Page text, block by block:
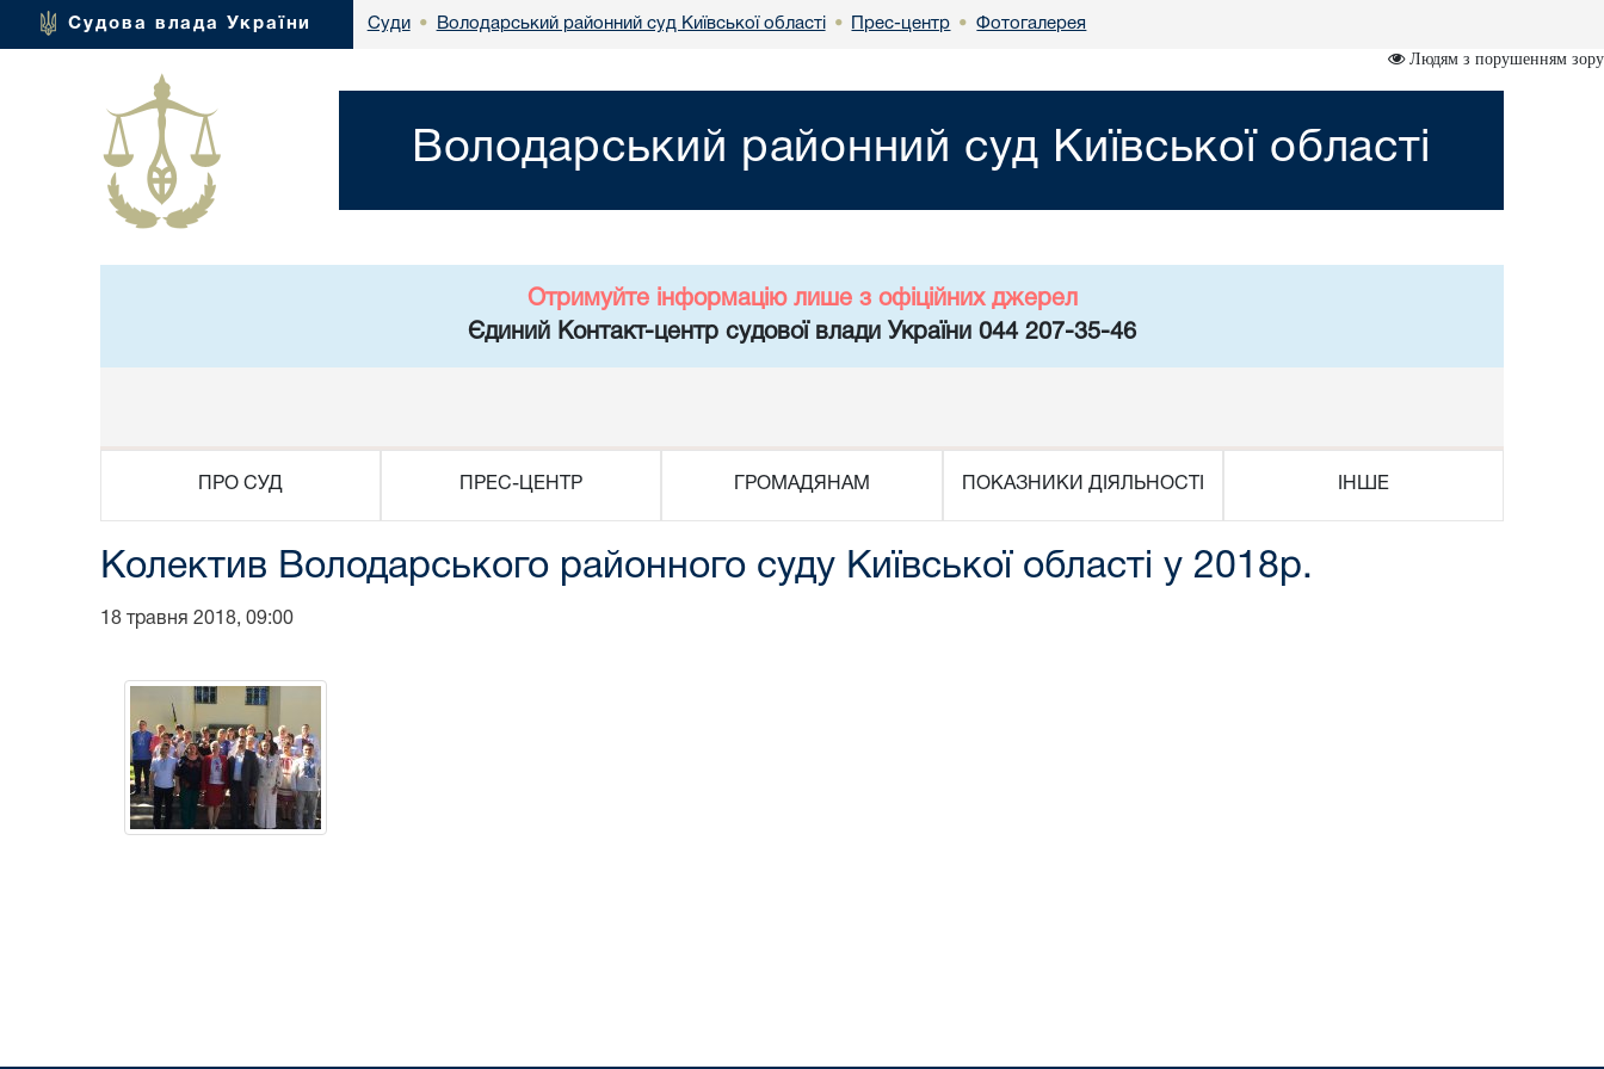
Судова влада України Суди • Володарський районний суд Київської області • Прес-центр • Фотогалерея
Людям з порушенням зору
Володарський районний суд Київської області
Отримуйте інформацію лише з офіційних джерел
Єдиний Контакт-центр судової влади України 044 207-35-46
ПРО СУД ПРЕС-ЦЕНТР ГРОМАДЯНАМ ПОКАЗНИКИ ДІЯЛЬНОСТІ ІНШЕ
Колектив Володарського районного суду Київської області у 2018р.
18 травня 2018, 09:00